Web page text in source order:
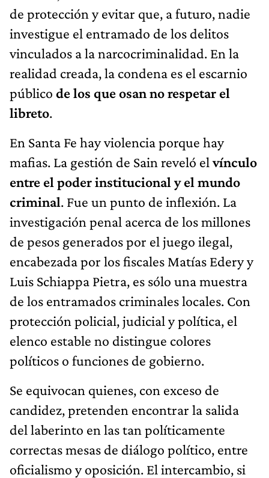
de protección y evitar que, a futuro, nadie
investigue el entramado de los delitos
vinculados a la narcocriminalidad. En la
realidad creada, la condena es el escarnio
público de los que osan no respetar el
libreto.
En Santa Fe hay violencia porque hay
mafias. La gestión de Sain reveló elvínculo
entre el poder institucional y el mundo
criminal. Fue un punto de inflexión. La
investigación penal acerca de los millones
de pesos generados por el juego ilegal,
encabezada por los fiscales Matías Edery y
Luis Schiappa Pietra, es sólo una muestra
de los entramados criminales locales. Con
protección policial, judicial y política, el
elenco estable no distingue colores
políticos o funciones de gobierno.
Se equivocan quienes, con exceso de
candidez, pretenden encontrar la salida
del laberinto en las tan políticamente
correctas mesas de diálogo político, entre
oficialismo y oposición. El intercambio, si